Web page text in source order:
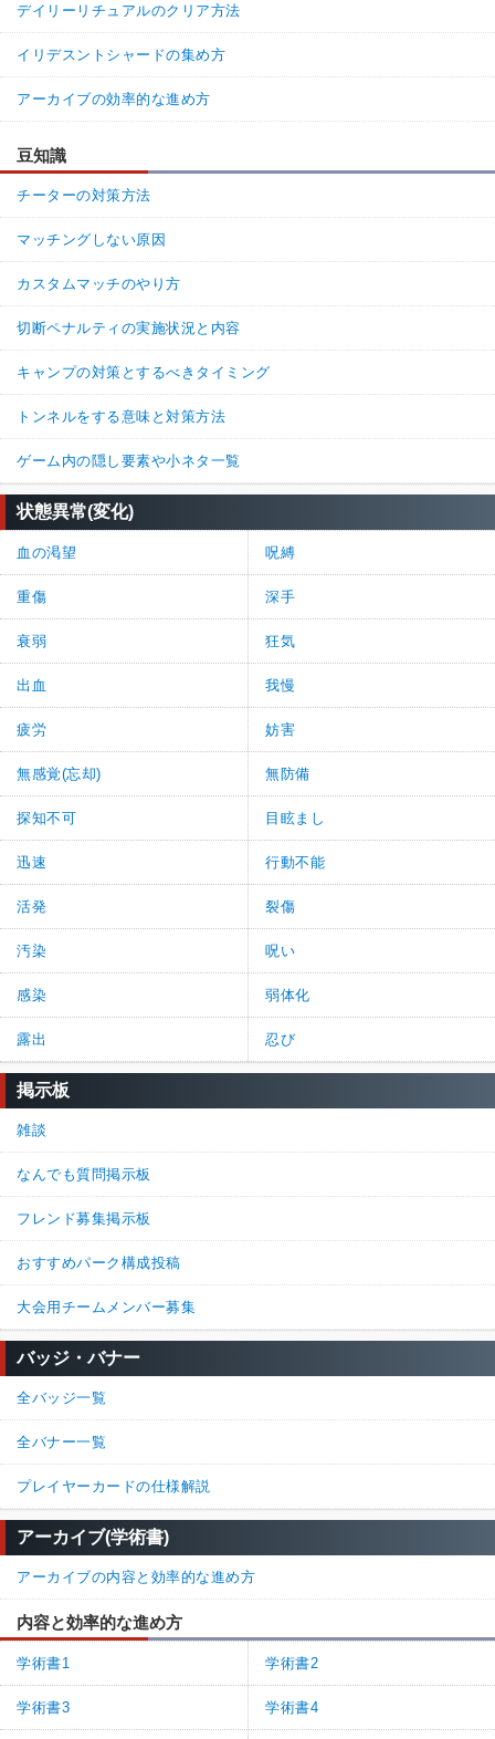
デイリーリチュアルのクリア方法
イリデスントシャードの集め方
アーカイブの効率的な進め方
豆知識
チーターの対策方法
マッチングしない原因
カスタムマッチのやり方
切断ペナルティの実施状況と内容
キャンプの対策とするべきタイミング
トンネルをする意味と対策方法
ゲーム内の隠し要素や小ネタ一覧
状態異常(変化)
血の渇望 呪縛
重傷 深手
衰弱 狂気
出血 我慢
疲労 妨害
無感覚(忘却) 無防備
探知不可 目眩まし
迅速 行動不能
活発 裂傷
汚染 呪い
感染 弱体化
露出 忍び
掲示板
雑談
なんでも質問掲示板
フレンド募集掲示板
おすすめパーク構成投稿
大会用チームメンバー募集
バッジ・バナー
全バッジ一覧
全バナー一覧
プレイヤーカードの仕様解説
アーカイブ(学術書)
アーカイブの内容と効率的な進め方
内容と効率的な進め方
学術書1 学術書2
学術書3 学術書4